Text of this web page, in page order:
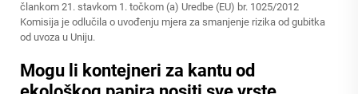
člankom 21. stavkom 1. točkom (a) Uredbe (EU) br. 1025/2012
Komisija je odlučila o uvođenju mjera za smanjenje rizika od gubitka
od uvoza u Uniju.
Mogu li kontejneri za kantu od